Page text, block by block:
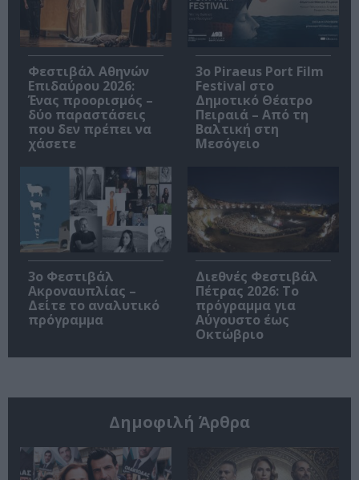
Φεστιβάλ Αθηνών
Επιδαύρου 2026:
Ένας προορισμός –
δύο παραστάσεις
που δεν πρέπει να
χάσετε
3o Piraeus Port Film
Festival στο
Δημοτικό Θέατρο
Πειραιά – Από τη
Βαλτική στη
Μεσόγειο
3ο Φεστιβάλ
Ακροναυπλίας –
Δείτε το αναλυτικό
πρόγραμμα
Διεθνές Φεστιβάλ
Πέτρας 2026: Το
πρόγραμμα για
Αύγουστο έως
Οκτώβριο
Δημοφιλή Άρθρα